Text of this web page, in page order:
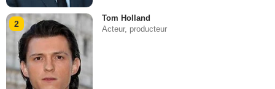
2
Tom Holland
Acteur, producteur